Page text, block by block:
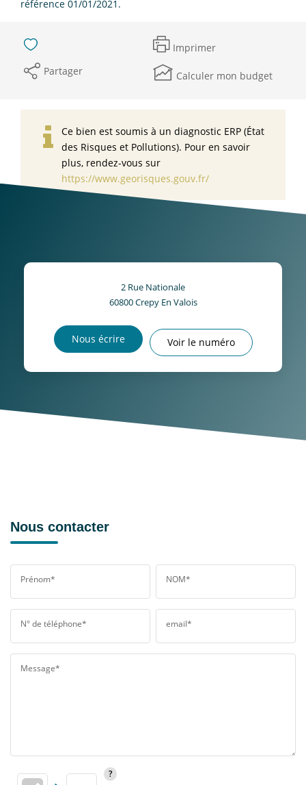
référence 01/01/2021.
Imprimer
Partager
Calculer mon budget
Ce bien est soumis à un diagnostic ERP (État
des Risques et Pollutions). Pour en savoir
plus, rendez-vous sur
https://www.georisques.gouv.fr/
2 Rue Nationale
60800Crepy En Valois
Nous écrire Voir le numéro
Nous contacter
Prénom* NOM*
N° de téléphone* email*
Message*